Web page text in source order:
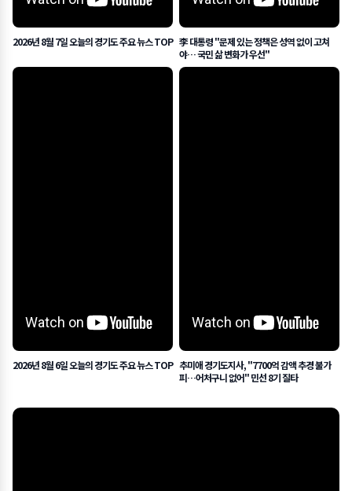
2026년 8월 7일 오늘의 경기도 주요 뉴스 TOP 李 대통령 "문제 있는 정책은 성역 없이 고쳐
야… 국민 삶 변화가 우선"
2026년 8월 6일 오늘의 경기도 주요 뉴스 TOP 추미애 경기도지사, "7700억 감액 추경 불가
피…어처구니 없어" 민선 8기 질타